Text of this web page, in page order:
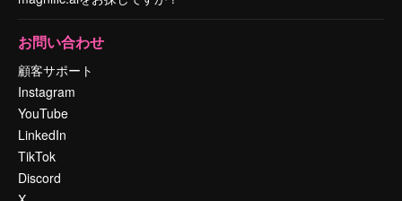
お問い合わせ
顧客サポート
Instagram
YouTube
LinkedIn
TikTok
Discord